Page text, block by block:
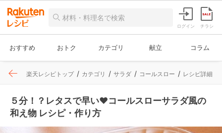
ログイン チラシ
おすすめ おトク カテゴリ 献立 コラム
楽天レシピトップ カテゴリ サラダ コールスロー レシピ詳細
５分！？レタスで早い❤コールスローサラダ風の
和え物 レシピ・作り方